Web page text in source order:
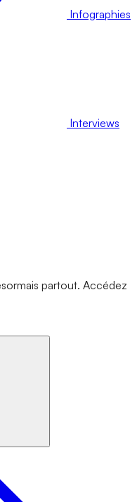
Infographies
Interviews
partout. Accédez